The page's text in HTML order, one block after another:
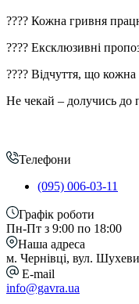
???? Кожна гривня
???? Ексклюзивні
???? Відчуття, що
Не чекай – долучись до
Телефони
(095) 006-03-11
Графік роботи
Пн-Пт з 9:00 по 18:00
Наша адреса
м. Чернівці, вул.
E-mail
info@gavra.ua